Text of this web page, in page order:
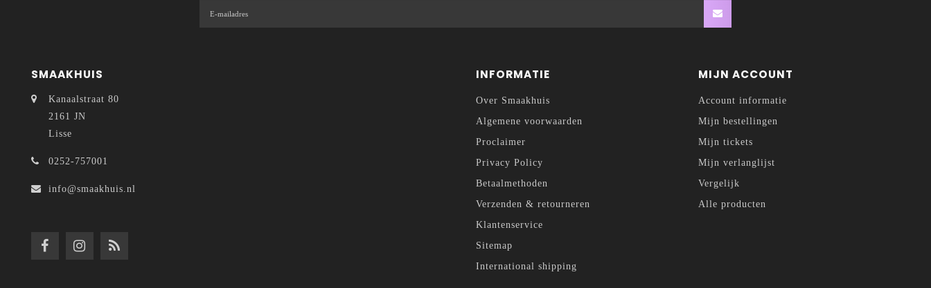
SMAAKHUIS
Kanaalstraat 80
2161 JN
Lisse
0252-757001
info@smaakhuis.nl
INFORMATIE
Over Smaakhuis
Algemene voorwaarden
Proclaimer
Privacy Policy
Betaalmethoden
Verzenden & retourneren
Klantenservice
Sitemap
International shipping
MIJN ACCOUNT
Account informatie
Mijn bestellingen
Mijn tickets
Mijn verlanglijst
Vergelijk
Alle producten